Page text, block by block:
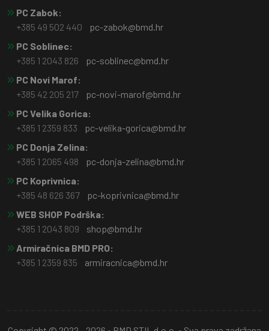
PC Zabok:
+385 49 502 440
pc-zabok@bmd.hr
PC Soblinec:
+385 1 2043 826
pc-soblinec@bmd.hr
PC Novi Marof:
+385 42 205 217
pc-novi-marof@bmd.hr
PC Velika Gorica:
+385 1 2359 833
pc-velika-gorica@bmd.hr
PC Donja Zelina:
+385 1 2065 498
pc-donja-zelina@bmd.hr
PC Koprivnica:
+385 48 626 367
pc-koprivnica@bmd.hr
WEB SHOP Podrška:
+385 1 2043 809
shop@bmd.hr
Armiračnica BMD PRO:
+385 1 2359 835
armiracnica@bmd.hr